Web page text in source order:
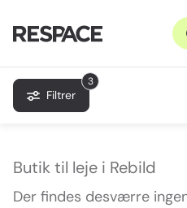
3
Filtrer
Butik til leje i Rebild
Der findes desværre